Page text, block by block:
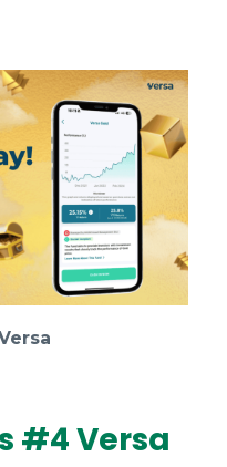
#4 Versa